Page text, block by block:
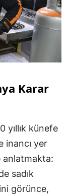
Karar
yıllık künefe
inancı yer
anlatmakta:
sadık
görünce,